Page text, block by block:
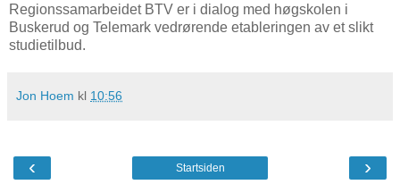
Regionssamarbeidet BTV er i dialog med høgskolen i
Buskerud og Telemark vedrørende etableringen av et slikt
studietilbud.
Jon Hoem kl 10:56
‹ ›
Startsiden